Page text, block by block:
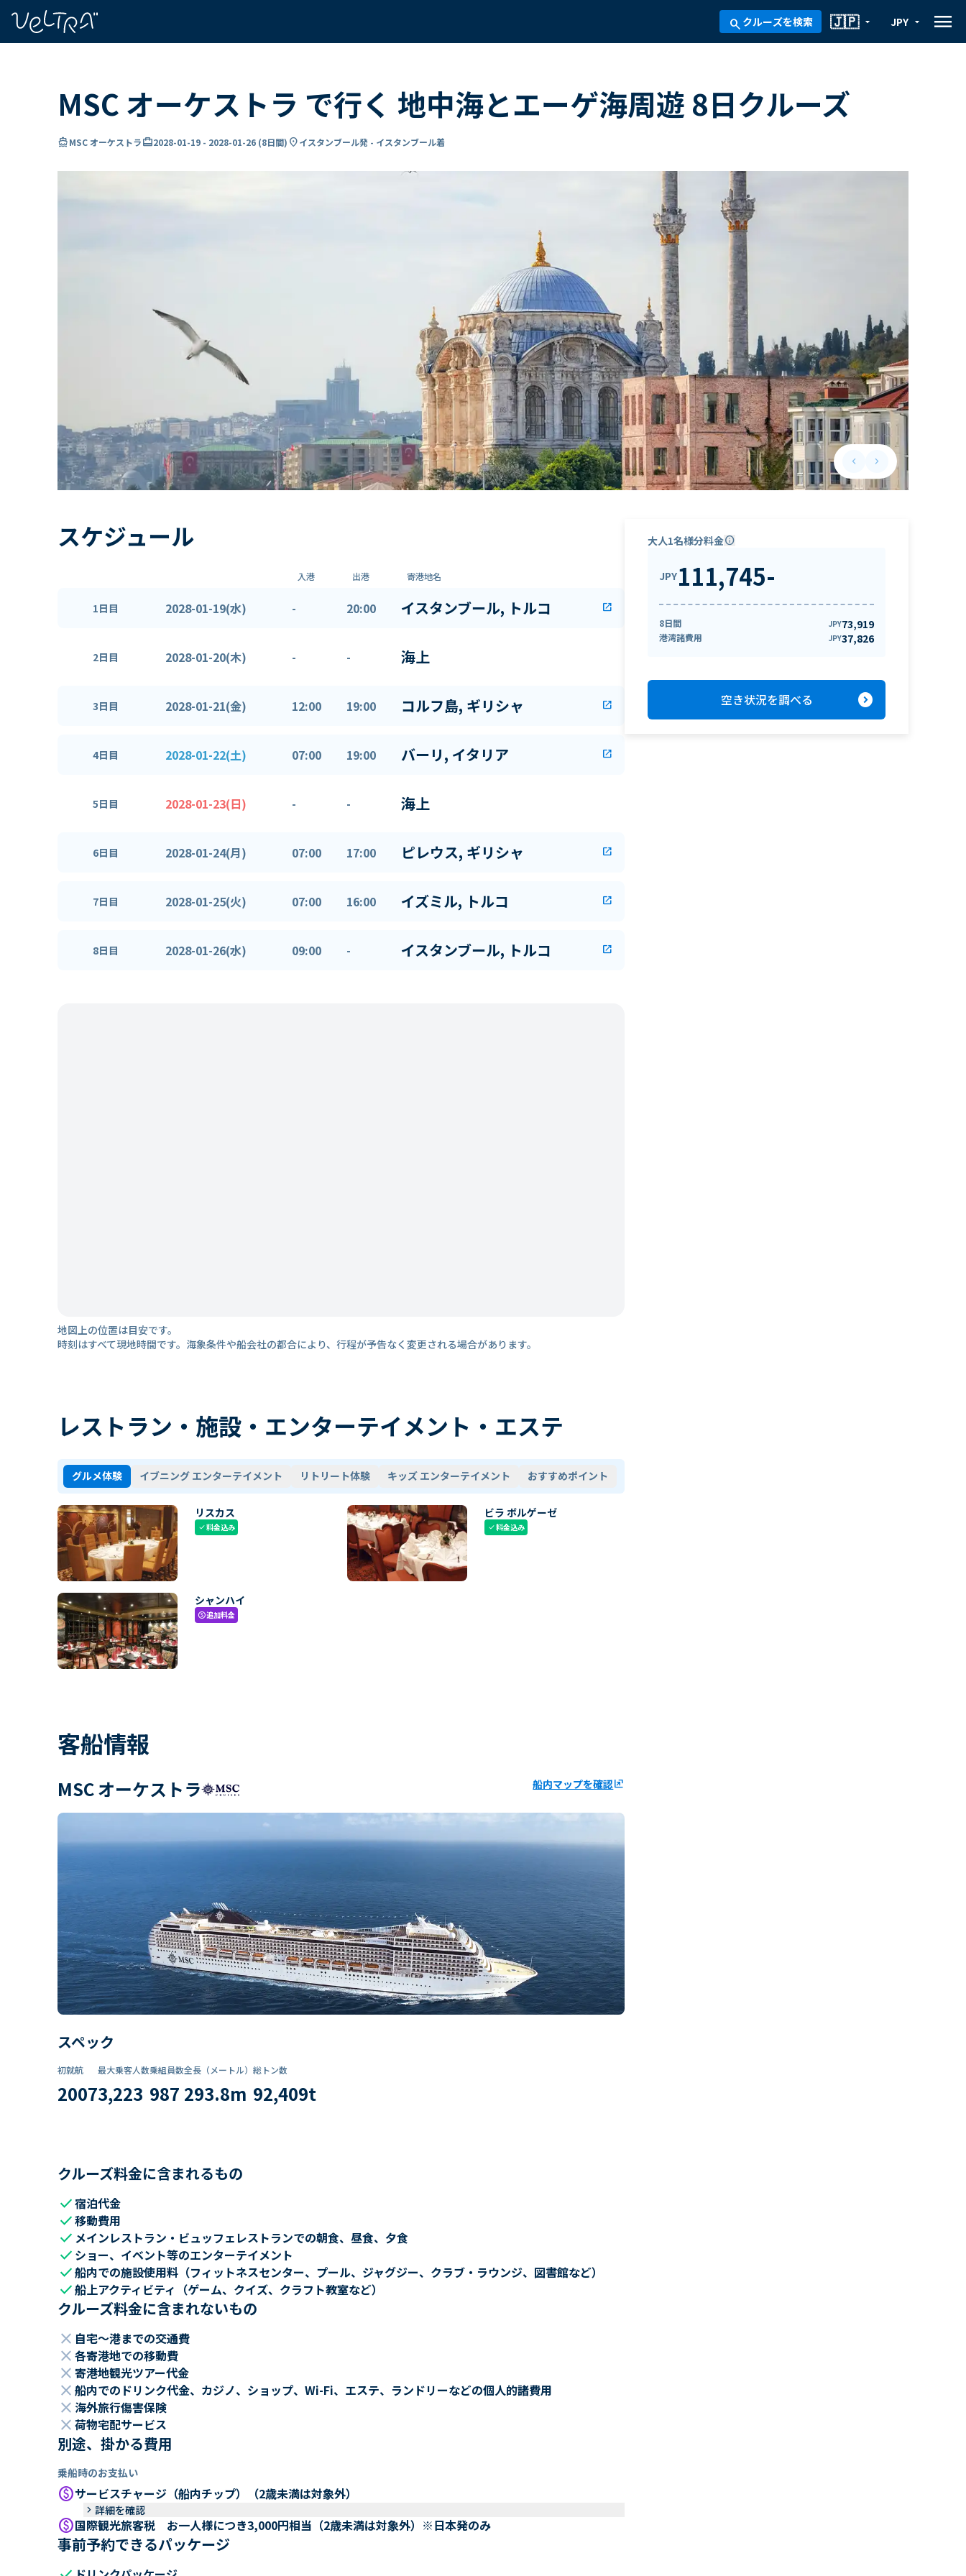
search クルーズを検索 arrow_drop_down
🇯🇵 arrow_drop_down
JPY menu
MSC オーケストラ で行く 地中海とエーゲ海周遊 8日クルーズ
directions_boatMSC オーケストラcard_travel2028-01-19 - 2028-01-26 (8日間) location_onイスタンブール発 - イスタンブール着
keyboard_arrow_leftPrevious slide
keyboard_arrow_rightNext slide
スケジュール
入港 出港 寄港地名
1日目 2028-01-19(水) - 20:00 イスタンブール, トルコ open_in_new
2日目 2028-01-20(木) - - 海上
3日目 2028-01-21(金) 12:00 19:00 コルフ島, ギリシャ open_in_new
4日目 2028-01-22(土) 07:00 19:00 バーリ, イタリア open_in_new
5日目 2028-01-23(日) - - 海上
6日目 2028-01-24(月) 07:00 17:00 ピレウス, ギリシャ open_in_new
7日目 2028-01-25(火) 07:00 16:00 イズミル, トルコ open_in_new
8日目 2028-01-26(水) 09:00 - イスタンブール, トルコ open_in_new
地図上の位置は目安です。
時刻はすべて現地時間です。海象条件や船会社の都合により、行程が予告なく変更される場合があります。
レストラン・施設・エンターテイメント・エステ
グルメ体験 イブニング エンターテイメント リトリート体験 キッズ エンターテイメント おすすめポイント
リスカス
check料金込み
ビラ ボルゲーゼ
check料金込み
シャンハイ
paid追加料金
客船情報
MSC オーケストラ 船内マップを確認ungroup
スペック
初就航
2007
最大乗客人数
3,223
乗組員数​
987
全長（メートル）
293.8m
総トン数​
92,409t
クルーズ料金に含まれるもの
check宿泊代金
check移動費用
check メインレストラン・ビュッフェレストランでの朝食、昼食、夕食
check ショー、イベント等のエンターテイメント
check船内での施設使用料（フィットネスセンター、プール、ジャグジー、クラブ・ラウンジ、図書館など）
check船上アクティビティ（ゲーム、クイズ、クラフト教室など）
クルーズ料金に含まれないもの
close 自宅～港までの交通費
close 各寄港地での移動費
close 寄港地観光ツアー代金
close 船内でのドリンク代金、カジノ、ショップ、Wi-Fi、エステ、ランドリーなどの個人的諸費用
close 海外旅行傷害保険
close 荷物宅配サービス
別途、掛かる費用
乗船時のお支払い
paidサービスチャージ（船内チップ）（2歳未満は対象外）
keyboard_arrow_right 詳細を確認
paid国際観光旅客税 お一人様につき3,000円相当（2歳未満は対象外）※日本発のみ
事前予約できるパッケージ
大人1名様分料金info
JPY111,745-
8日間 JPY73,919
港湾諸費用 JPY37,826
空き状況を調べる expand_circle_right